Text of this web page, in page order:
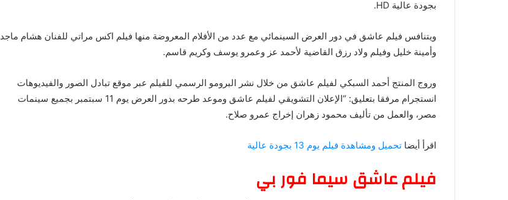
بجودة عالية HD.
ويتنافس فيلم عاشق في دور العرض السينمائي مع عدد من الأفلام المعروضة منها فيلم اكس مراتي للفنان هشام ماجد
وأمينة خليل وفيلم ولاد رزق القاضية لأحمد عز وعمرو يوسف وكريم قاسم.
وروج المنتج أحمد السبكي لفيلم عاشق من خلال نشر البرومو الرسمي للفيلم عبر موقع تبادل الصور والفيديوهات
انستجرام مرفقا بتعليق: “الإعلان التشويقي لفيلم عاشق وموعد طرحه بدور العرض يوم 11 سبتمبر بجميع سينمات
مصر، والعمل من تأليف محمود زهران إخراج عمرو صلاح.
اقرأ أيضا تحميل ومشاهدة فيلم يوم 13 بجودة عالية
فيلم عاشق سيما فور بي